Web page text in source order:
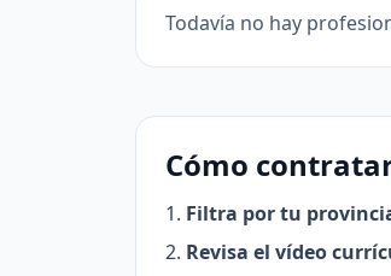
Todavía no hay
Cómo
Filtra por tu
Revisa el vídeo